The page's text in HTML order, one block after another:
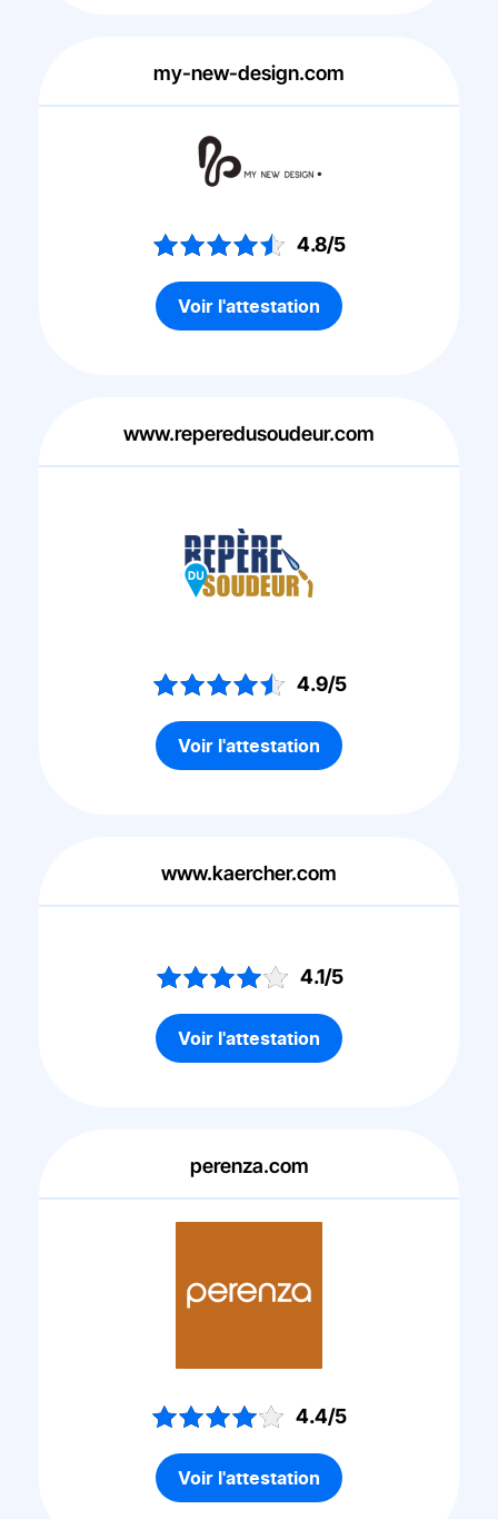
my-new-design.com
4.8/5
Voir l'attestation
www.reperedusoudeur.com
4.9/5
Voir l'attestation
www.kaercher.com
4.1/5
Voir l'attestation
perenza.com
4.4/5
Voir l'attestation